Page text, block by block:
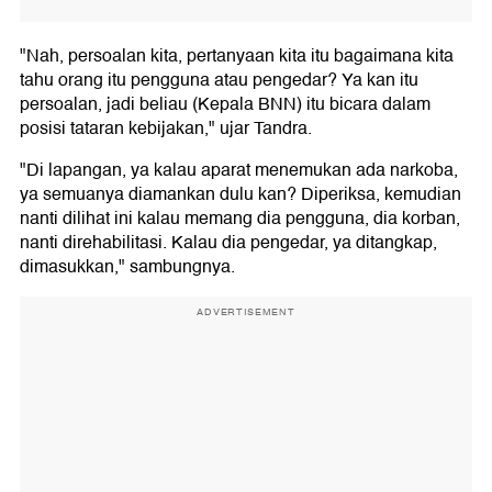
"Nah, persoalan kita, pertanyaan kita itu bagaimana kita
tahu orang itu pengguna atau pengedar? Ya kan itu
persoalan, jadi beliau (Kepala BNN) itu bicara dalam
posisi tataran kebijakan," ujar Tandra.
"Di lapangan, ya kalau aparat menemukan ada narkoba,
ya semuanya diamankan dulu kan? Diperiksa, kemudian
nanti dilihat ini kalau memang dia pengguna, dia korban,
nanti direhabilitasi. Kalau dia pengedar, ya ditangkap,
dimasukkan," sambungnya.
ADVERTISEMENT